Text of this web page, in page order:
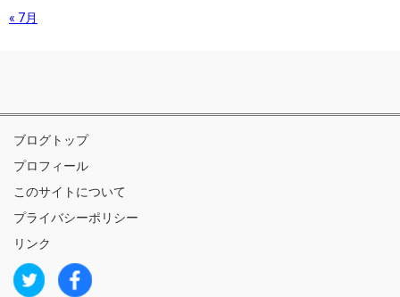
« 7月
ブログトップ
プロフィール
このサイトについて
プライバシーポリシー
リンク